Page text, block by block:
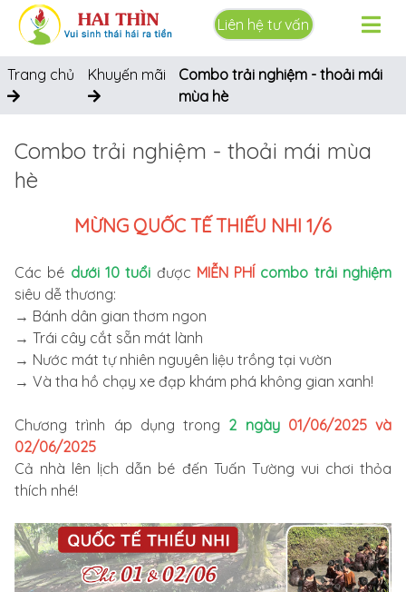
Liên hệ tư vấn
Trang chủ Khuyến mãi
Combo trải nghiệm - thoải mái
mùa hè
Combo trải nghiệm - thoải mái mùa
hè
MỪNG QUỐC TẾ THIẾU NHI 1/6
Các bé dưới 10 tuổi được MIỄN PHÍ combo trải nghiệm
siêu dễ thương:
→ Bánh dân gian thơm ngon
→ Trái cây cắt sẵn mát lành
→ Nước mát tự nhiên nguyên liệu trồng tại vườn
→ Và tha hồ chạy xe đạp khám phá không gian xanh!
Chương trình áp dụng trong 2 ngày 01/06/2025 và
02/06/2025
Cả nhà lên lịch dẫn bé đến Tuấn Tường vui chơi thỏa
thích nhé!